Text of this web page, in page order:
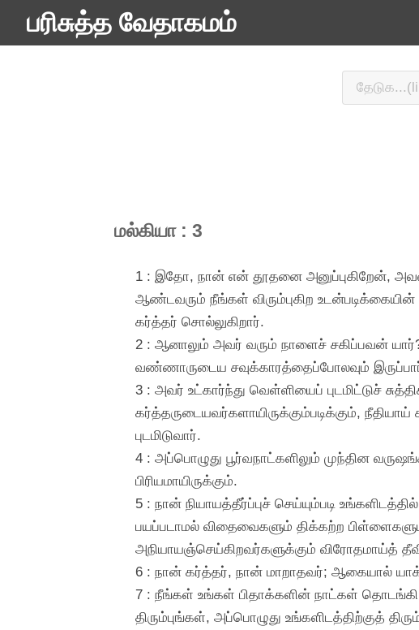
பரிசுத்த வேதாகமம்
மல்கியா : 3
1 : இதோ, நான் என் தூதனை அனுப்புகிறேன்,
ஆண்டவரும் நீங்கள் விரும்புகிற
கர்த்தர் சொல்லுகிறார்.
2 : ஆனாலும் அவர் வரும் நாளைச் சகிப்பவன்
வண்ணாருடைய சவுக்காரத்தைப்போலவும்
3 : அவர் உட்கார்ந்து வெள்ளியைப் புடமிட்டுச்
கர்த்தருடையவர்களாயிருக்கும்படிக்கும்,
புடமிடுவார்.
4 : அப்பொழுது பூர்வநாட்களிலும் முந்தின
பிரியமாயிருக்கும்.
5 : நான் நியாயத்தீர்ப்புச் செய்யும்படி
பயப்படாமல் விதைவைகளும் திக்கற்ற
அநியாயஞ்செய்கிறவர்களுக்கும் விரோதமாய்த்
6 : நான் கர்த்தர், நான் மாறாதவர்; ஆகையால்
7 : நீங்கள் உங்கள் பிதாக்களின் நாட்கள்
திரும்புங்கள், அப்பொழுது உங்களிடத்திற்குத்